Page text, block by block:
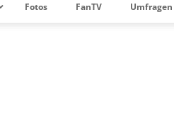
Fotos FanTV Umfragen